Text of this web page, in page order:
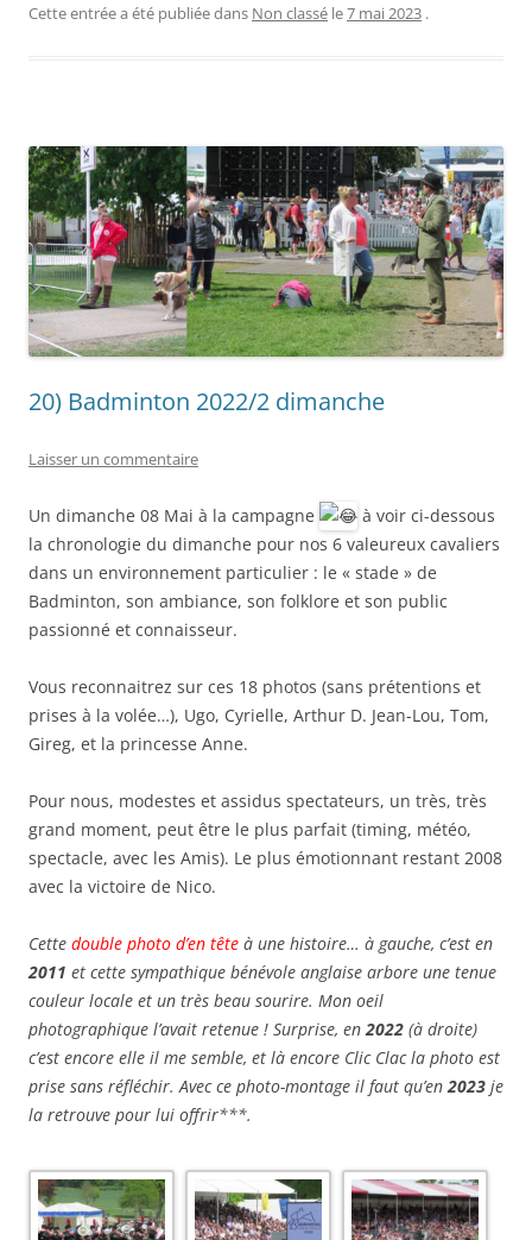
Cette entrée a été publiée dans Non classé le7 mai 2023 .
20) Badminton 2022/2 dimanche
Laisser un commentaire
Un dimanche 08 Mai à la campagne
à voir ci-dessous
la chronologie du dimanche pour nos 6 valeureux cavaliers
dans un environnement particulier : le « stade » de
Badminton, son ambiance, son folklore et son public
passionné et connaisseur.
Vous reconnaitrez sur ces 18 photos (sans prétentions et
prises à la volée…), Ugo, Cyrielle, Arthur D. Jean-Lou, Tom,
Gireg, et la princesse Anne.
Pour nous, modestes et assidus spectateurs, un très, très
grand moment, peut être le plus parfait (timing, météo,
spectacle, avec les Amis). Le plus émotionnant restant 2008
avec la victoire de Nico.
Cette double photo d’en tête à une histoire… à gauche, c’est en
2011 et cette sympathique bénévole anglaise arbore une tenue
couleur locale et un très beau sourire. Mon oeil
photographique l’avait retenue ! Surprise, en2022 (à droite)
c’est encore elle il me semble, et là encore Clic Clac la photo est
prise sans réfléchir. Avec ce photo-montage il faut qu’en2023 je
la retrouve pour lui offrir***.